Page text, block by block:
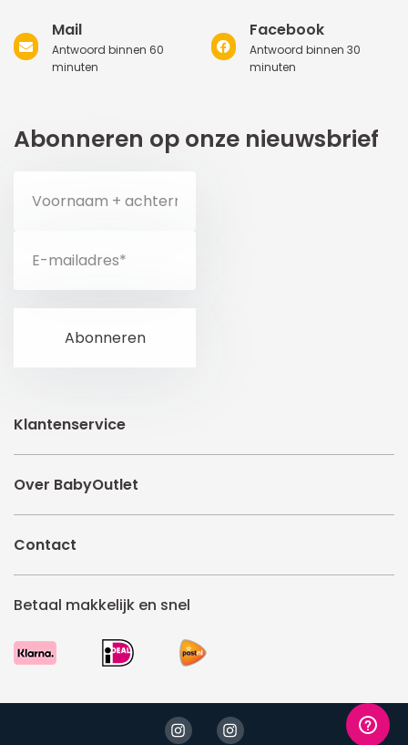
Mail
Antwoord binnen 60
minuten
Facebook
Antwoord binnen 30
minuten
Abonneren op onze nieuwsbrief
Klantenservice
Over BabyOutlet
Contact
Betaal makkelijk en snel